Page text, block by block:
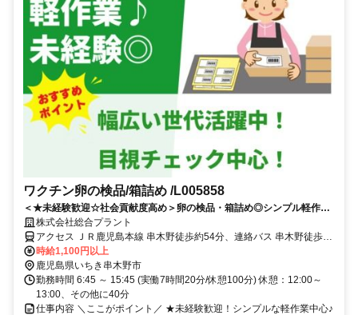
ワクチン卵の検品/箱詰め /L005858
＜★未経験歓迎☆社会貢献度高め＞卵の検品・箱詰め◎シンプル軽作業
で幅広い世代が活躍中！
株式会社総合プラント
アクセス ＪＲ鹿児島本線 串木野徒歩約54分、連絡バス 串木野徒歩約
54分、ＪＲ鹿児島本線 神村学園前徒歩約68分 鹿児島県いちき串木野
市生福
時給1,100円以上
鹿児島県いちき串木野市
勤務時間 6:45 ～ 15:45 (実働7時間20分/休憩100分) 休憩：12:00～
13:00、その他に40分
仕事内容 ＼ここがポイント／ ★未経験歓迎！シンプルな軽作業中心♪